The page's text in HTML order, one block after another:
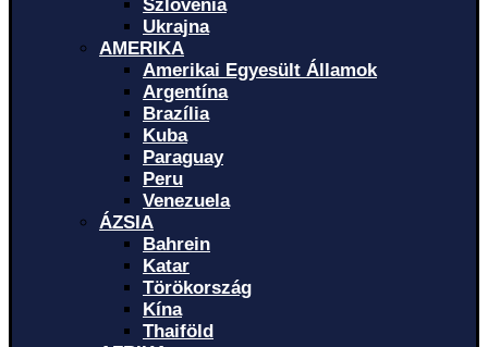
Szlovénia
Ukrajna
AMERIKA
Amerikai Egyesült Államok
Argentína
Brazília
Kuba
Paraguay
Peru
Venezuela
ÁZSIA
Bahrein
Katar
Törökország
Kína
Thaiföld